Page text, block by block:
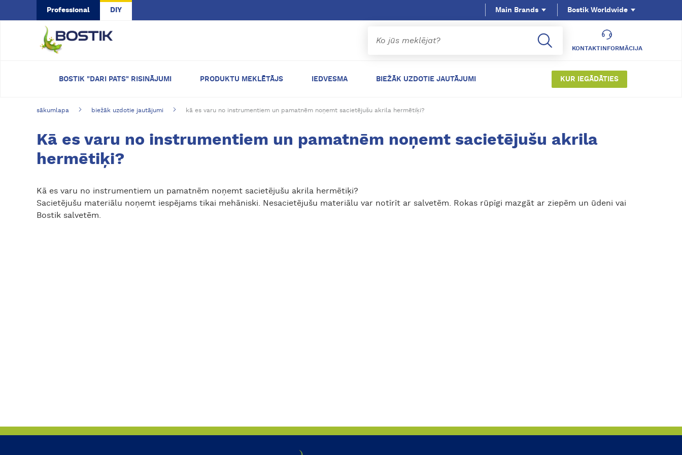
Skip to main content
Professional DIY
KONTAKTINFORMĀCIJA
Bostik Worldwide
BOSTIK "DARI PATS" RISINĀJUMI PRODUKTU MEKLĒTĀJS IEDVESMA BIEŽĀK UZDOTIE JAUTĀJUMI KUR IEGĀDĀTIES
Main Brands
sākumlapa biežāk uzdotie jautājumi kā es varu no instrumentiem un pamatnēm noņemt sacietējušu akrila hermētiķi?
Kā es varu no instrumentiem un pamatnēm noņemt sacietējušu akrila
hermētiķi?
Kā es varu no instrumentiem un pamatnēm noņemt sacietējušu akrila hermētiķi?
Sacietējušu materiālu noņemt iespējams tikai mehāniski. Nesacietējušu materiālu var notīrīt ar salvetēm. Rokas rūpīgi mazgāt ar ziepēm un ūdeni vai
Bostik salvetēm.